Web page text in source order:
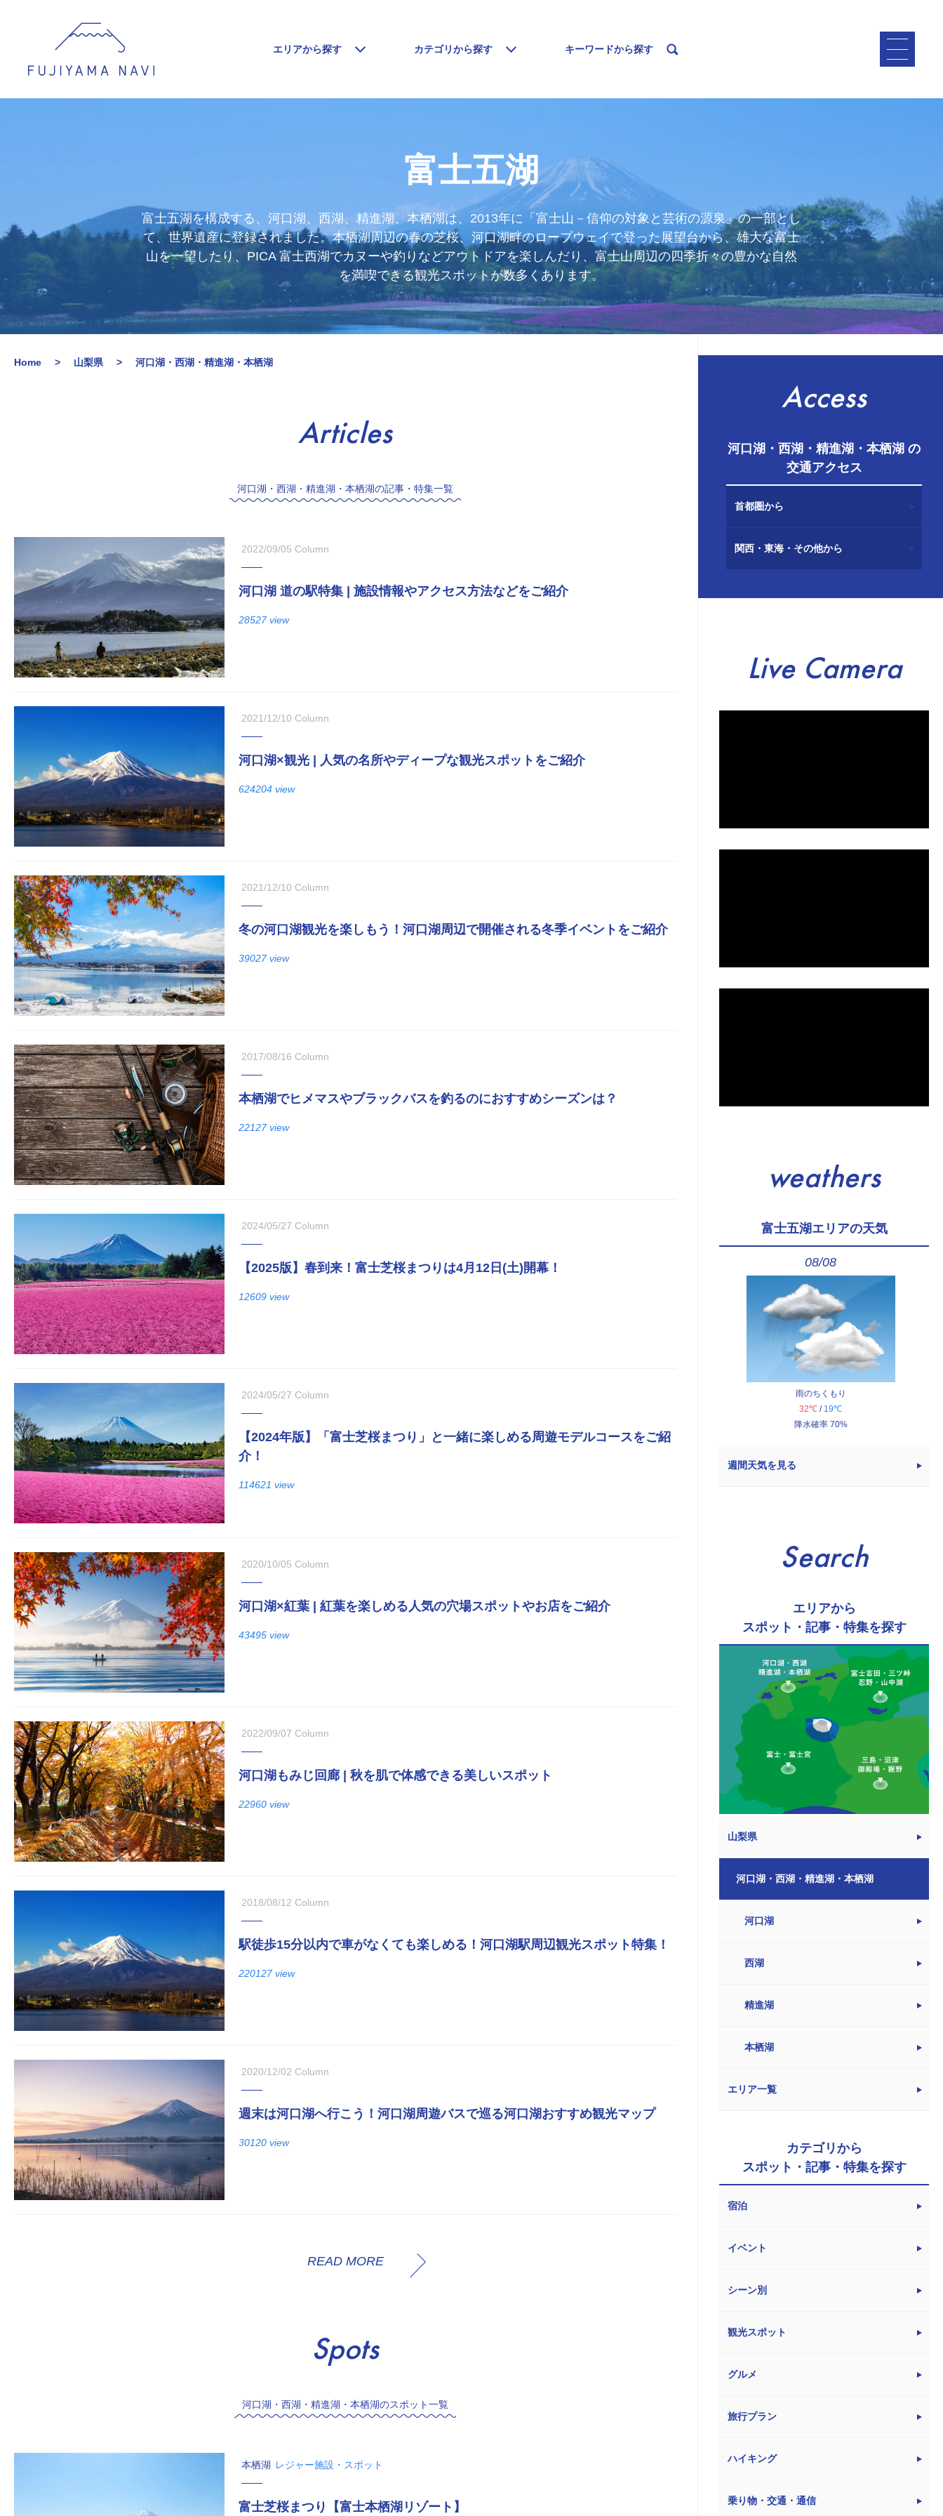
エリアから探す カテゴリから探す キーワードから探す
富士五湖
富士五湖を構成する、河口湖、西湖、精進湖、本栖湖は、2013年に「富士山－信仰の対象と芸術の源泉」の一部とし
て、世界遺産に登録されました。本栖湖周辺の春の芝桜、河口湖畔のロープウェイで登った展望台から、雄大な富士
山を一望したり、PICA 富士西湖でカヌーや釣りなどアウトドアを楽しんだり、富士山周辺の四季折々の豊かな自然
を満喫できる観光スポットが数多くあります。
Home 山梨県 河口湖・西湖・精進湖・本栖湖
Articles
河口湖・西湖・精進湖・本栖湖の記事・特集一覧
2022/09/05 Column
河口湖 道の駅特集 | 施設情報やアクセス方法などをご紹介
28527 view
2021/12/10 Column
河口湖×観光 | 人気の名所やディープな観光スポットをご紹介
624204 view
2021/12/10 Column
冬の河口湖観光を楽しもう！河口湖周辺で開催される冬季イベントをご紹介
39027 view
2017/08/16 Column
本栖湖でヒメマスやブラックバスを釣るのにおすすめシーズンは？
22127 view
2024/05/27 Column
【2025版】春到来！富士芝桜まつりは4月12日(土)開幕！
12609 view
2024/05/27 Column
【2024年版】「富士芝桜まつり」と一緒に楽しめる周遊モデルコースをご紹
介！
114621 view
2020/10/05 Column
河口湖×紅葉 | 紅葉を楽しめる人気の穴場スポットやお店をご紹介
43495 view
2022/09/07 Column
河口湖もみじ回廊 | 秋を肌で体感できる美しいスポット
22960 view
2018/08/12 Column
駅徒歩15分以内で車がなくても楽しめる！河口湖駅周辺観光スポット特集！
220127 view
2020/12/02 Column
週末は河口湖へ行こう！河口湖周遊バスで巡る河口湖おすすめ観光マップ
30120 view
READ MORE
Spots
河口湖・西湖・精進湖・本栖湖のスポット一覧
本栖湖 レジャー施設・スポット
富士芝桜まつり【富士本栖湖リゾート】
Access
河口湖・西湖・精進湖・本栖湖 の
交通アクセス
首都圏から
関西・東海・その他から
Live Camera
weathers
富士五湖エリアの天気
08/08
雨のちくもり
32℃ / 19℃
降水確率 70%
週間天気を見る
Search
エリアから
スポット・記事・特集を探す
山梨県
河口湖・西湖・精進湖・本栖湖
河口湖
西湖
精進湖
本栖湖
エリア一覧
カテゴリから
スポット・記事・特集を探す
宿泊
イベント
シーン別
観光スポット
グルメ
旅行プラン
ハイキング
乗り物・交通・通信